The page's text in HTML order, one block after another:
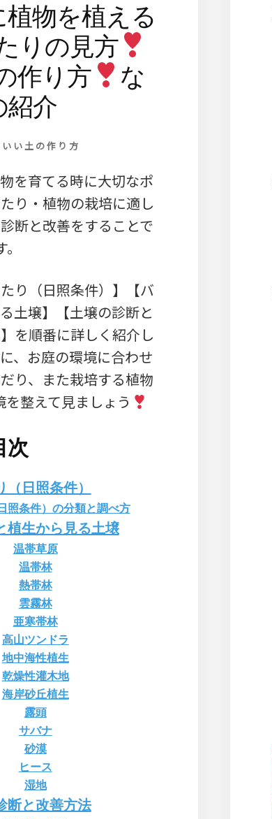
物を植える
りの見方
作り方
な
紹介
い土の作り方
を育てる時に大切なポ
り・植物の栽培に適し
断と改善をすることで
。
り（日照条件）】【バ
土壌】【土壌の診断と
を順番に詳しく紹介し
、お庭の環境に合わせ
り、また栽培する植物
整えて見ましょう
次
（日照条件）
照条件）の分類と調べ方
植生から見る土壌
温帯草原
温帯林
熱帯林
雲霧林
亜寒帯林
高山ツンドラ
地中海性植生
乾燥性灌木地
海岸砂丘植生
露頭
サバナ
砂漠
ヒース
湿地
断と改善方法